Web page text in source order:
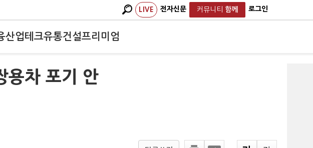
LIVE 전자신문 커뮤니티 함께 로그인
산업테크유통건설프리미엄
용차 포기 안